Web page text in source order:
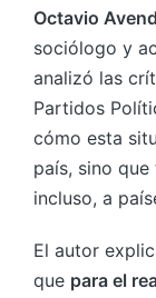
Octavio
sociólogo y
analizó las
Partidos
cómo esta
país, sino
incluso, a
El autor
que para el